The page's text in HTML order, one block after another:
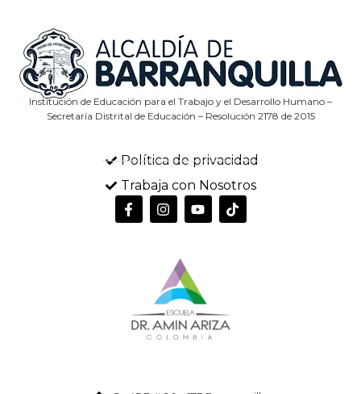
Institución de Educación para el Trabajo y el Desarrollo Humano –
Secretaría Distrital de Educación – Resolución 2178 de 2015
Política de privacidad
Trabaja con Nosotros